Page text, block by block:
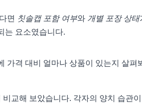
면 칫솔캡 포함 여부와 개별 포장 상태
는 요소였습니다.
가격 대비 얼마나 상품이 있는지 살펴
교해 보았습니다. 각자의 양치 습관